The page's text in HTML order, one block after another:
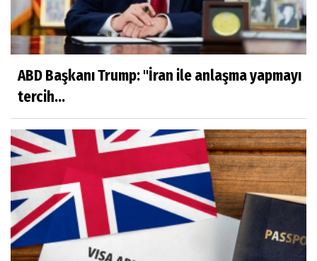
ABD Başkanı Trump: "İran ile anlaşma yapmayı
tercih...